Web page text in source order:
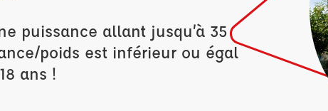
puissance allant jusqu’à 35
poids est inférieur ou égal
ans !